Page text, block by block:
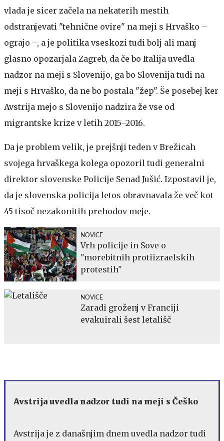
vlada je sicer začela na nekaterih mestih
odstranjevati "tehnične ovire" na meji s Hrvaško –
ograjo –, a je politika vseskozi tudi bolj ali manj
glasno opozarjala Zagreb, da če bo Italija uvedla
nadzor na meji s Slovenijo, ga bo Slovenija tudi na
meji s Hrvaško, da ne bo postala "žep". Še posebej ker
Avstrija mejo s Slovenijo nadzira že vse od
migrantske krize v letih 2015–2016.
Da je problem velik, je prejšnji teden v Brežicah
svojega hrvaškega kolega opozoril tudi generalni
direktor slovenske Policije Senad Jušić. Izpostavil je,
da je slovenska policija letos obravnavala že več kot
45 tisoč nezakonitih prehodov meje.
NOVICE
Vrh policije in Sove o
"morebitnih protiizraelskih
protestih"
NOVICE
Zaradi groženj v Franciji
evakuirali šest letališč
Avstrija uvedla nadzor tudi na meji s Češko
Avstrija je z današnjim dnem uvedla nadzor tudi